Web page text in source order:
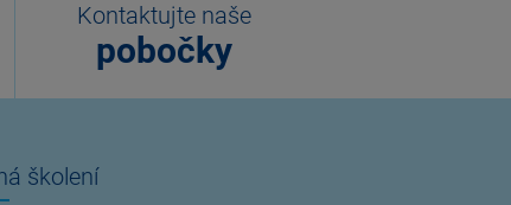
Kontaktujte naše
pobočky
školení